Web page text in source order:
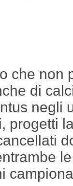
che non
di
negli
progetti